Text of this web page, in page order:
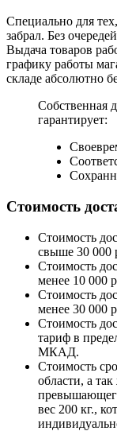
Специально для
забрал. Без
Выдача товаров
графику работы
складе абсолютно
Собственная
гарантирует:
Стоимость
Стоимость
свыше 30
Стоимость
менее 10 000
Стоимость
менее 30 000
Стоимость
тариф в
МКАД.
Стоимость
области, а
вес 200 кг.,